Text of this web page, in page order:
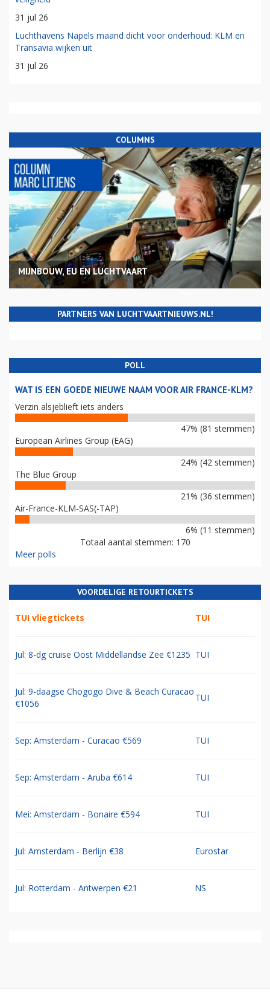
31 jul 26
Luchthavens Napels maand dicht voor onderhoud: KLM en
Transavia wijken uit
31 jul 26
COLUMNS
MIJNBOUW, EU EN LUCHTVAART
PARTNERS VAN LUCHTVAARTNIEUWS.NL!
POLL
WAT IS EEN GOEDE NIEUWE NAAM VOOR AIR FRANCE-KLM?
Verzin alsjeblieft iets anders
47% (81 stemmen)
European Airlines Group (EAG)
24% (42 stemmen)
The Blue Group
21% (36 stemmen)
Air-France-KLM-SAS(-TAP)
6% (11 stemmen)
Totaal aantal stemmen: 170
Meer polls
VOORDELIGE RETOURTICKETS
TUI vliegtickets TUI
Jul: 8-dg cruise Oost Middellandse Zee €1235 TUI
Jul: 9-daagse Chogogo Dive & Beach Curacao
€1056
TUI
Sep: Amsterdam - Curacao €569 TUI
Sep: Amsterdam - Aruba €614 TUI
Mei: Amsterdam - Bonaire €594 TUI
Jul: Amsterdam - Berlijn €38 Eurostar
Jul: Rotterdam - Antwerpen €21 NS